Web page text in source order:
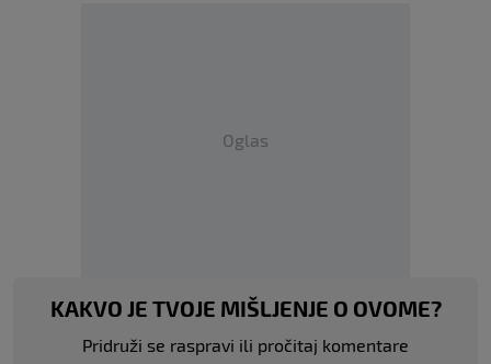
Oglas
KAKVO JE TVOJE MIŠLJENJE O OVOME?
Pridruži se raspravi ili pročitaj komentare